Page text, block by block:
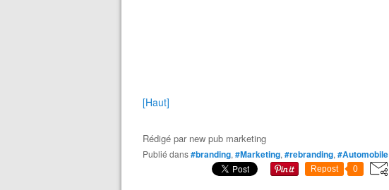
[Haut]
Rédigé par new pub marketing
Publié dans#branding, #Marketing, #rebranding, #Automobile
Repost 0